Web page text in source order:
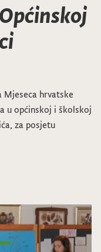
Mjeseca hrvatske
u općinskoj i školskoj
za posjetu